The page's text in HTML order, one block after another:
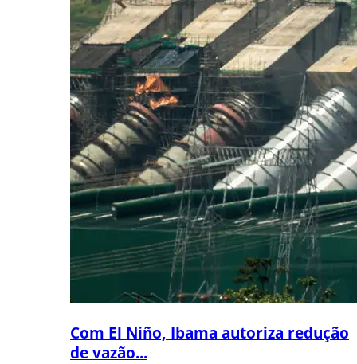
Com El Niño, Ibama autoriza redução
de vazão...